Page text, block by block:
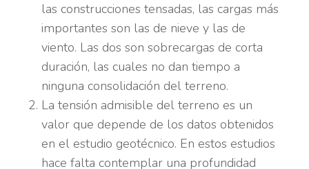
las construcciones tensadas, las cargas más
importantes son las de nieve y las de
viento. Las dos son sobrecargas de corta
duración, las cuales no dan tiempo a
ninguna consolidación del terreno.
La tensión admisible del terreno es un
valor que depende de los datos obtenidos
en el estudio geotécnico. En estos estudios
hace falta contemplar una profundidad